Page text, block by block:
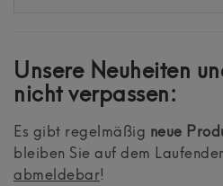
Unsere Neuheiten
nicht verpassen:
Es gibt regelmäßig neue
bleiben Sie auf dem
abmeldebar!